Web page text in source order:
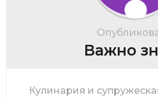
Важно
Кулинария и